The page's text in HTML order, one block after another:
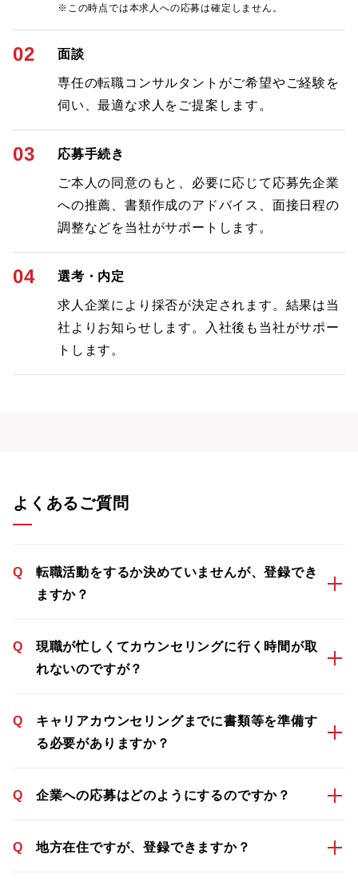
※この時点では本求人への応募は確定しません。
02 面談
専任の転職コンサルタントがご希望やご経験を
伺い、最適な求人をご提案します。
03 応募手続き
ご本人の同意のもと、必要に応じて応募先企業
への推薦、書類作成のアドバイス、面接日程の
調整などを当社がサポートします。
04 選考・内定
求人企業により採否が決定されます。結果は当
社よりお知らせします。入社後も当社がサポー
トします。
よくあるご質問
Q
転職活動をするか決めていませんが、登録でき
ますか？
Q
現職が忙しくてカウンセリングに行く時間が取
れないのですが？
Q
キャリアカウンセリングまでに書類等を準備す
る必要がありますか？
Q 企業への応募はどのようにするのですか？
Q 地方在住ですが、登録できますか？